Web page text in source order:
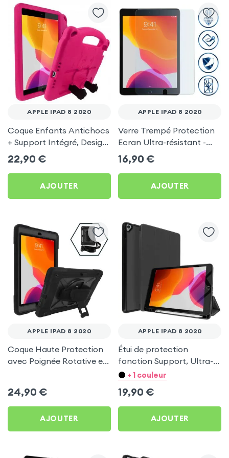
APPLE IPAD 8 2020
Coque Enfants Antichocs
+ Support Intégré, Design
Panda - Rose pour Apple
iPad 8 2020
22,90 €
AJOUTER
APPLE IPAD 8 2020
Verre Trempé Protection
Ecran Ultra-résistant -
Transparent pour Apple
iPad 8 2020
16,90 €
AJOUTER
APPLE IPAD 8 2020
Coque Haute Protection
avec Poignée Rotative et
24,90 €
AJOUTER
APPLE IPAD 8 2020
Étui de protection
fonction Support, Ultra-
fin - Gris Anthracite pour
+ 1 couleur
19,90 €
AJOUTER